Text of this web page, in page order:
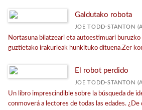
Galdutako robota
JOE TODD-STANTON
Nortasuna bilatzeari eta autoestimuari
guztietako irakurleak hunkituko dituena.Zer
El robot perdido
JOE TODD-STANTON
Un libro imprescindible sobre la búsqueda de
conmoverá a lectores de todas las edades.